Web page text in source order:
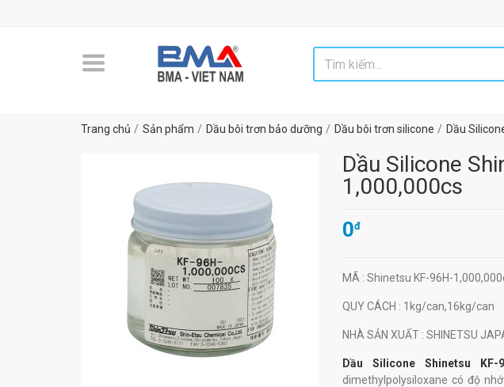
Trang chủ Sản phẩm Dầu bôi trơn bảo dưỡng Dầu bôi trơn silicone Dầu
Dầu Silicone
1,000,000cs
0đ
MÃ : Shinetsu KF-96H-
QUY CÁCH : 1kg/can,16kg/can
NHÀ SẢN XUẤT : SHINETSU
Dầu Silicone Shinetsu KF-
dimethylpolysiloxane có độ